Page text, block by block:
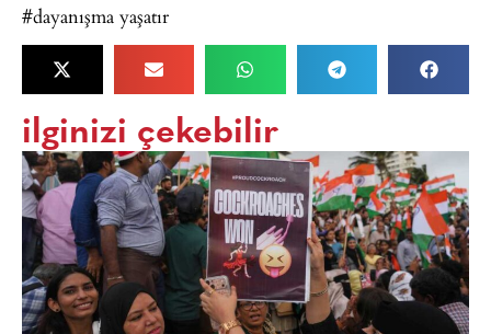
#dayanışma yaşatır
ilginizi çekebilir